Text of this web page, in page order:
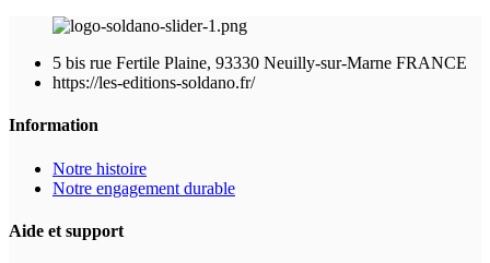
5 bis rue Fertile Plaine, 93330 Neuilly-sur-Marne FRANCE
https://les-editions-soldano.fr/
Information
Notre histoire
Notre engagement durable
Aide et support